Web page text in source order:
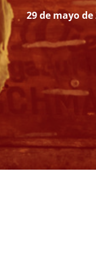
29 de mayo de